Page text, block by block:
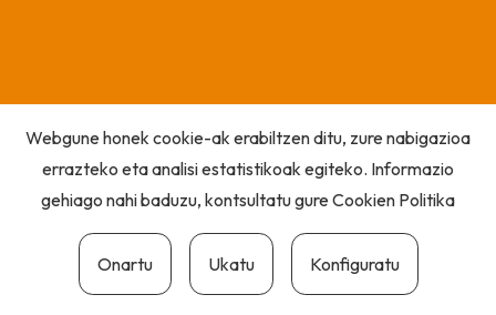
Webgune honek cookie-ak erabiltzen ditu, zure nabigazioa
errazteko eta analisi estatistikoak egiteko. Informazio
gehiago nahi baduzu, kontsultatu gureCookien Politika
Onartu Ukatu Konfiguratu